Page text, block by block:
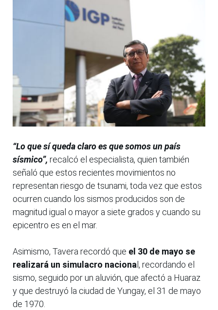
“Lo que sí queda claro es que somos un país
sísmico”, recalcó el especialista, quien también
señaló que estos recientes movimientos no
representan riesgo de tsunami, toda vez que estos
ocurren cuando los sismos producidos son de
magnitud igual o mayor a siete grados y cuando su
epicentro es en el mar.
Asimismo, Tavera recordó que el 30 de mayo se
realizará un simulacro nacional, recordando el
sismo, seguido por un aluvión, que afectó a Huaraz
y que destruyó la ciudad de Yungay, el 31 de mayo
de 1970.